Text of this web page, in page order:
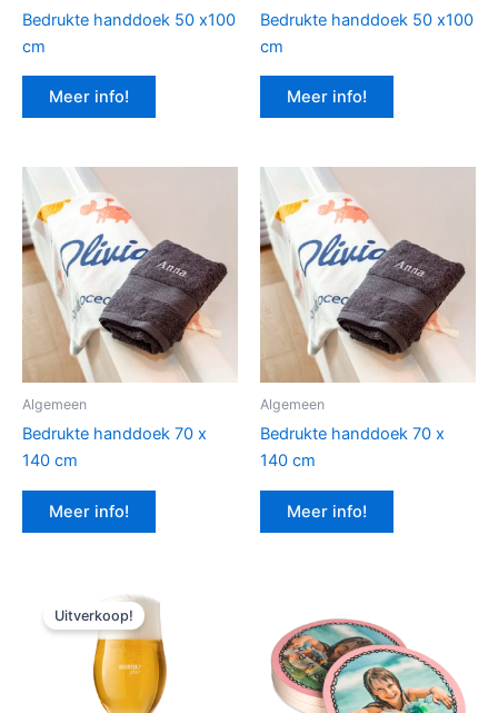
Bedrukte handdoek 50 x100
cm
Meer info!
Bedrukte handdoek 50 x100
cm
Meer info!
Algemeen
Bedrukte handdoek 70 x
140 cm
Meer info!
Algemeen
Bedrukte handdoek 70 x
140 cm
Meer info!
Uitverkoop!